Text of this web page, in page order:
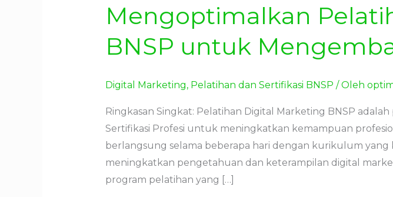
Mengoptimalkan
BNSP untuk
Digital Marketing, Pelatihan dan Sertifikasi BNSP / Oleh
Ringkasan Singkat: Pelatihan Digital Marketing BNSP
Sertifikasi Profesi untuk meningkatkan kemampuan
berlangsung selama beberapa hari dengan kurikulum
meningkatkan pengetahuan dan keterampilan digital
program pelatihan yang […]